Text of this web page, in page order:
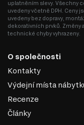
Odolnost vůči vlivům:
vlhkosti, ultrafialovému
Ekologičnost: Moderní
formaldehydu v
výrobě, které
jedinečné
uplatněním slevy. Všechny
uvedeny včetně DPH. Ceny
uvedeny bez dopravy,
dekorativních prvků. Změny a
technické chyby vyhrazeny.
O společnosti
Kontakty
Výdejní místa
Recenze
Články